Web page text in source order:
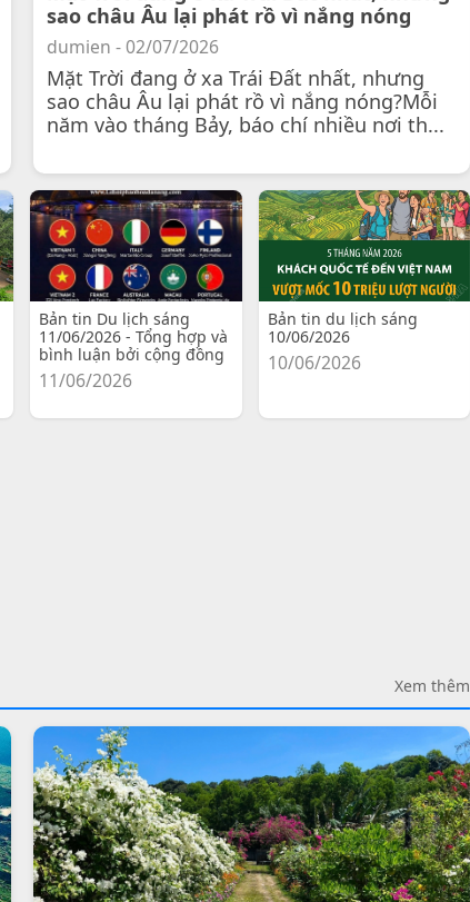
sao châu Âu lại phát rồ vì nắng nóng
dumien - 02/07/2026
Mặt Trời đang ở xa Trái Đất nhất, nhưng
sao châu Âu lại phát rồ vì nắng nóng?Mỗi
năm vào tháng Bảy, báo chí nhiều nơi th...
Bản tin Du lịch sáng
11/06/2026 - Tổng hợp và
bình luận bởi cộng đồng
11/06/2026
Bản tin du lịch sáng
10/06/2026
10/06/2026
Xem thêm